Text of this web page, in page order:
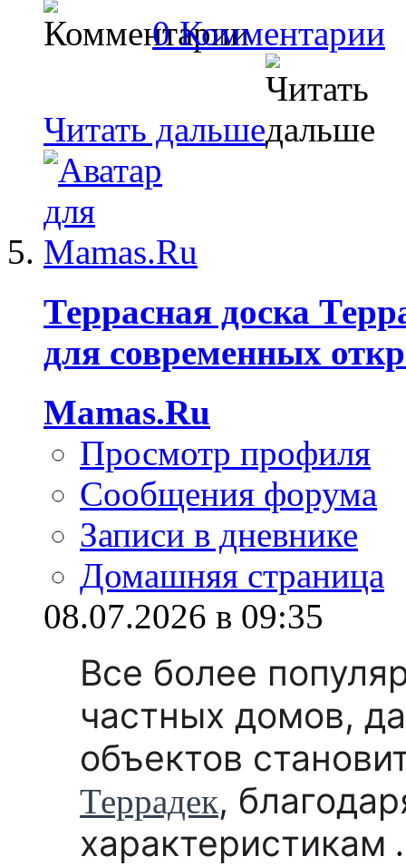
0 Комментарии
Читать дальше
Террасная доска
для современных
Mamas.Ru
Просмотр профиля
Сообщения форума
Записи в дневнике
Домашняя страница
08.07.2026 в 09:35
Все более
частных домов,
объектов
Террадек,
характеристикам